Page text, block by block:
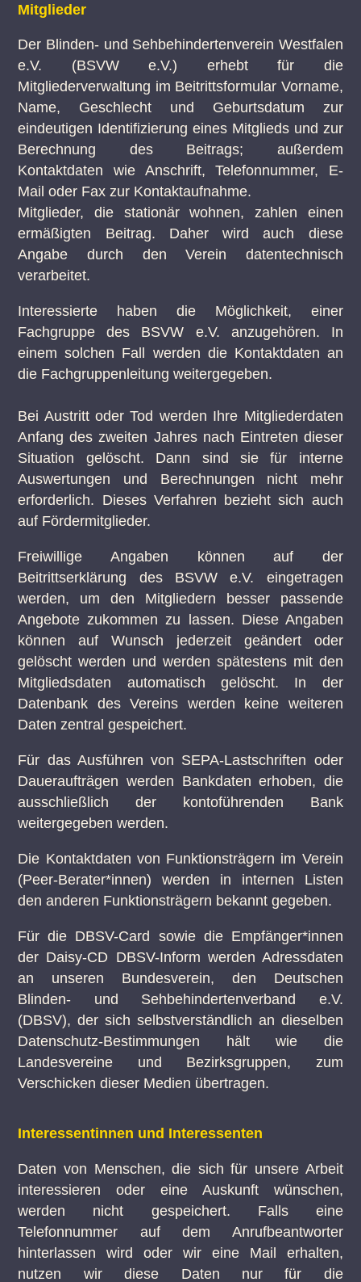
Mitglieder
Der Blinden- und Sehbehindertenverein Westfalen
e.V. (BSVW e.V.) erhebt für die
Mitgliederverwaltung im Beitrittsformular Vorname,
Name, Geschlecht und Geburtsdatum zur
eindeutigen Identifizierung eines Mitglieds und zur
Berechnung des Beitrags; außerdem
Kontaktdaten wie Anschrift, Telefonnummer, E-
Mail oder Fax zur Kontaktaufnahme.
Mitglieder, die stationär wohnen, zahlen einen
ermäßigten Beitrag. Daher wird auch diese
Angabe durch den Verein datentechnisch
verarbeitet.
Interessierte haben die Möglichkeit, einer
Fachgruppe des BSVW e.V. anzugehören. In
einem solchen Fall werden die Kontaktdaten an
die Fachgruppenleitung weitergegeben.
Bei Austritt oder Tod werden Ihre Mitgliederdaten
Anfang des zweiten Jahres nach Eintreten dieser
Situation gelöscht. Dann sind sie für interne
Auswertungen und Berechnungen nicht mehr
erforderlich. Dieses Verfahren bezieht sich auch
auf Fördermitglieder.
Freiwillige Angaben können auf der
Beitrittserklärung des BSVW e.V. eingetragen
werden, um den Mitgliedern besser passende
Angebote zukommen zu lassen. Diese Angaben
können auf Wunsch jederzeit geändert oder
gelöscht werden und werden spätestens mit den
Mitgliedsdaten automatisch gelöscht. In der
Datenbank des Vereins werden keine weiteren
Daten zentral gespeichert.
Für das Ausführen von SEPA-Lastschriften oder
Daueraufträgen werden Bankdaten erhoben, die
ausschließlich der kontoführenden Bank
weitergegeben werden.
Die Kontaktdaten von Funktionsträgern im Verein
(Peer-Berater*innen) werden in internen Listen
den anderen Funktionsträgern bekannt gegeben.
Für die DBSV-Card sowie die Empfänger*innen
der Daisy-CD DBSV-Inform werden Adressdaten
an unseren Bundesverein, den Deutschen
Blinden- und Sehbehindertenverband e.V.
(DBSV), der sich selbstverständlich an dieselben
Datenschutz-Bestimmungen hält wie die
Landesvereine und Bezirksgruppen, zum
Verschicken dieser Medien übertragen.
Interessentinnen und Interessenten
Daten von Menschen, die sich für unsere Arbeit
interessieren oder eine Auskunft wünschen,
werden nicht gespeichert. Falls eine
Telefonnummer auf dem Anrufbeantworter
hinterlassen wird oder wir eine Mail erhalten,
nutzen wir diese Daten nur für die